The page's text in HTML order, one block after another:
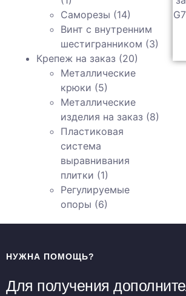
Саморезы (14)
Винт с внутренним
шестигранником (3)
Крепеж на заказ (20)
Металлические
крюки (5)
Металлические
изделия на заказ (8)
Пластиковая
система
выравнивания
плитки (1)
Регулируемые
опоры (6)
НУЖНА ПОМОЩЬ?
Для получения